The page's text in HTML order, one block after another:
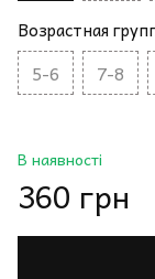
Возрастная
5-6 7-8
В наявності
360 грн